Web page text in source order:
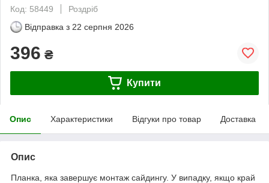
Код: 58449
Роздріб
Відправка з 22 серпня 2026
396 ₴
Купити
Опис Характеристики Відгуки про товар Доставка
Опис
Планка, яка завершує монтаж сайдингу. У випадку, якщо край